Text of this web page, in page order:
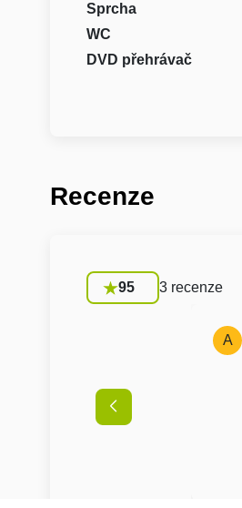
Sprcha
WC
DVD přehrávač
Recenze
95 3 recenze
A